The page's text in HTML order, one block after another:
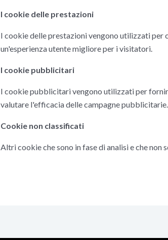
I cookie delle prestazioni
I cookie delle prestazioni vengono utilizzati per
un'esperienza utente migliore per i visitatori.
I cookie pubblicitari
I cookie pubblicitari vengono utilizzati per
valutare l'efficacia delle campagne pubblicitarie.
Cookie non classificati
Altri cookie che sono in fase di analisi e che